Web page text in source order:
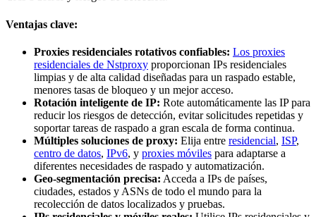
Ventajas clave:
Proxies residenciales rotativos confiables: Los proxies
residenciales de Nstproxy proporcionan IPs residenciales
limpias y de alta calidad diseñadas para un raspado estable,
menores tasas de bloqueo y un mejor acceso.
Rotación inteligente de IP: Rote automáticamente las IP para
reducir los riesgos de detección, evitar solicitudes repetidas y
soportar tareas de raspado a gran escala de forma continua.
Múltiples soluciones de proxy: Elija entre residencial, ISP,
centro de datos, IPv6, y proxies móviles para adaptarse a
diferentes necesidades de raspado y automatización.
Geo-segmentación precisa: Acceda a IPs de países,
ciudades, estados y ASNs de todo el mundo para la
recolección de datos localizados y pruebas.